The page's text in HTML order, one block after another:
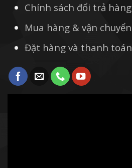
Chính sách đổi trả hàng
Mua hàng & vận chuyển
Đặt hàng và thanh toán